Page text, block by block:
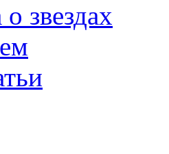
звездах